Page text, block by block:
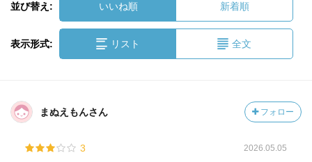
並び替え: いいね順 新着順
表示形式: リスト 全文
まぬえもんさん フォロー
3 2026.05.05